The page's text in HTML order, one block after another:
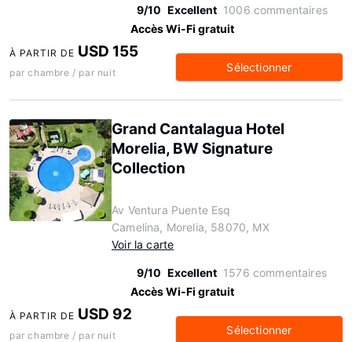
9/10 Excellent 1006 commentaires
Accès Wi-Fi gratuit
À PARTIR DE USD 155
par chambre / par nuit Sélectionner
Grand Cantalagua Hotel
Morelia, BW Signature
Collection
Av Ventura Puente Esq
Camelina, Morelia, 58070, MX
Voir la carte
9/10 Excellent 1576 commentaires
Accès Wi-Fi gratuit
À PARTIR DE USD 92
par chambre / par nuit Sélectionner